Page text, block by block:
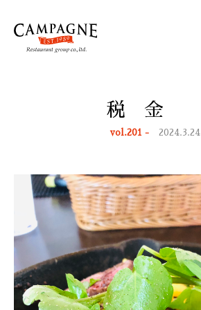
税 金
vol.201 - 2024.3.24